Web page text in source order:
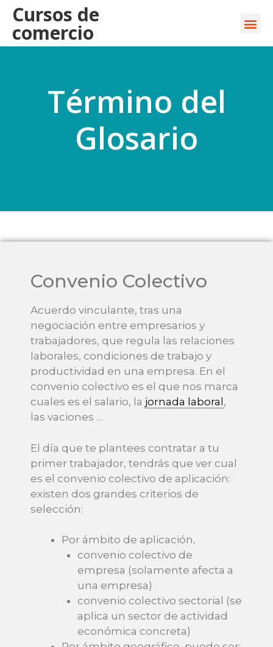
Cursos de
comercio
Término del
Glosario
Convenio Colectivo
Acuerdo vinculante, tras una
negociación entre empresarios y
trabajadores, que regula las relaciones
laborales, condiciones de trabajo y
productividad en una empresa. En el
convenio colectivo es el que nos marca
cuales es el salario, la jornada laboral ,
las vaciones …
El día que te plantees contratar a tu
primer trabajador, tendrás que ver cual
es el convenio colectivo de aplicación:
existen dos grandes criterios de
selección:
Por ámbito de aplicación,
convenio colectivo de
empresa (solamente afecta a
una empresa)
convenio colectivo sectorial (se
aplica un sector de actividad
económica concreta)